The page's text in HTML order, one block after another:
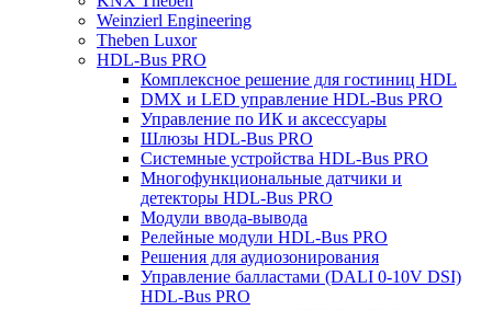
Weinzierl Engineering
Theben Luxor
HDL-Bus PRO
Комплексное решение для гостиниц HDL
DMX и LED управление HDL-Bus PRO
Управление по ИК и аксессуары
Шлюзы HDL-Bus PRO
Системные устройства HDL-Bus PRO
Многофункциональные датчики и
детекторы HDL-Bus PRO
Модули ввода-вывода
Релейные модули HDL-Bus PRO
Решения для аудиозонирования
Управление балластами (DALI 0-10V DSI)
HDL-Bus PRO